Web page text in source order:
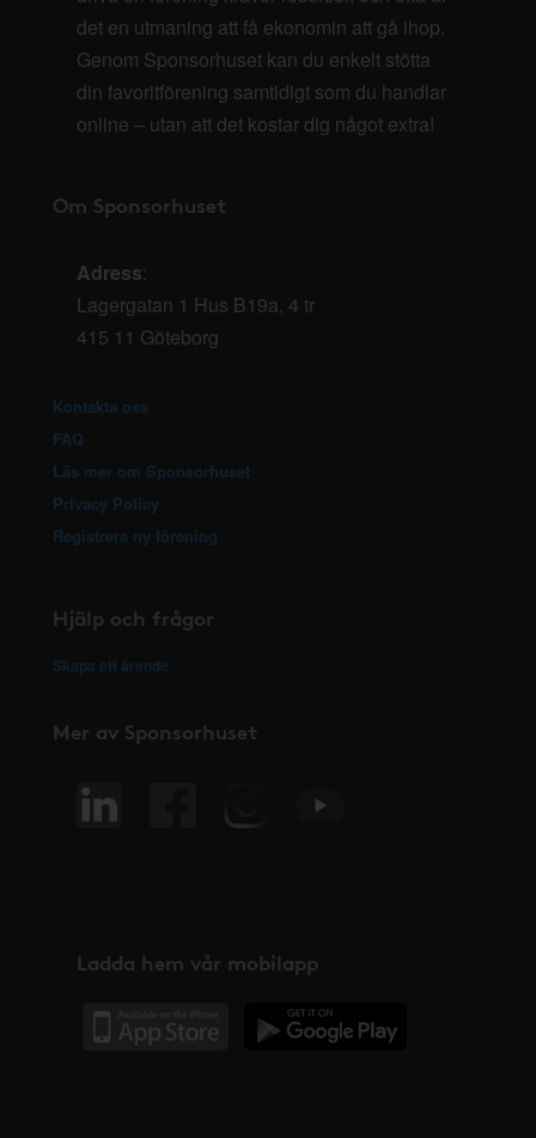
det en utmaning att få ekonomin att gå ihop.
Genom Sponsorhuset kan du enkelt stötta
din favoritförening samtidigt som du handlar
online – utan att det kostar dig något extra!
Om Sponsorhuset
Adress:
Lagergatan 1 Hus B19a, 4 tr
415 11 Göteborg
Kontakta oss
FAQ
Läs mer om Sponsorhuset
Privacy Policy
Registrera ny förening
Hjälp och frågor
Skapa ett ärende
Mer av Sponsorhuset
Ladda hem vår mobilapp